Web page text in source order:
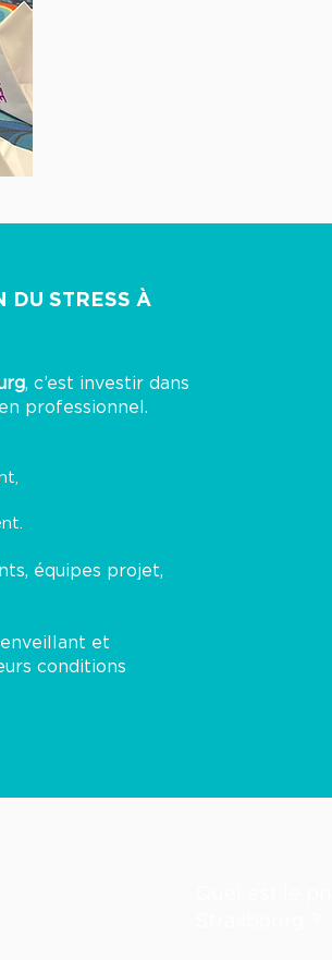
DU STRESS À
, c’est investir dans
professionnel.
équipes projet,
et
conditions